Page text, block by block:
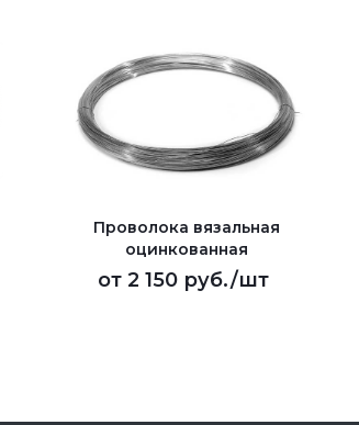
Проволока вязальная
оцинкованная
от 2 150 руб./шт